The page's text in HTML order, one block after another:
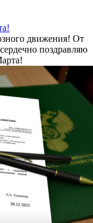
движения! От
поздравляю